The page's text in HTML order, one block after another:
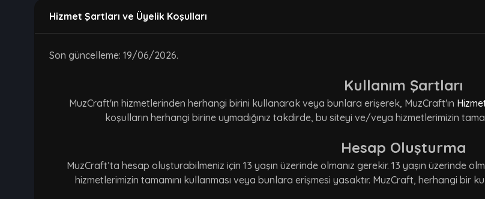
Hizmet Şartları ve Üyelik Koşulları
Son güncelleme: 19/06/2026.
Kullanım Şartları
MuzCraft'ın hizmetlerinden herhangi birini kullanarak veya bunlara erişerek, MuzCraft'ın
koşulların herhangi birine uymadığınız takdirde, bu siteyi ve/veya hizmetlerimizin
Hesap Oluşturma
MuzCraft’ta hesap oluşturabilmeniz için 13 yaşın üzerinde olmanız gerekir. 13 yaşın üzerinde
hizmetlerimizin tamamını kullanması veya bunlara erişmesi yasaktır. MuzCraft, herhangi bir